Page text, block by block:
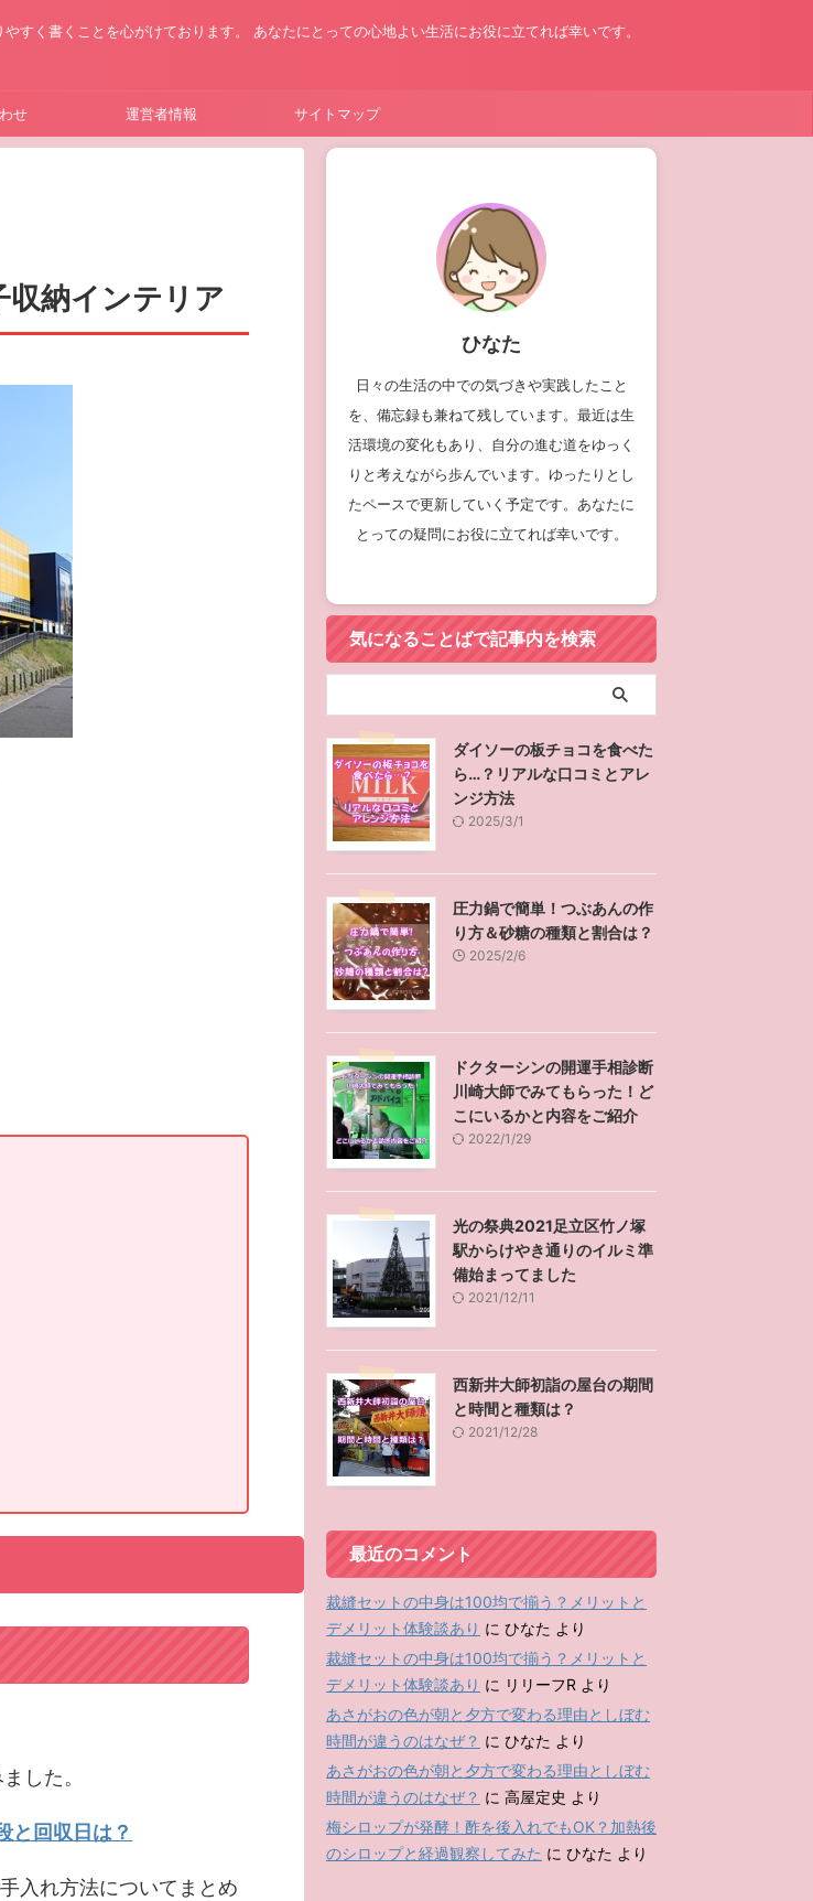
すく書くことを心がけております。 あなたにとっての心地よい生活にお役に立てれば幸いです。
せ 運営者情報 サイトマップ
納インテリア
した。
と回収日は？
入れ方法についてまとめ
ひなた
日々の生活の中での気づきや実践したこと
を、備忘録も兼ねて残しています。最近は生
活環境の変化もあり、自分の進む道をゆっく
りと考えながら歩んでいます。ゆったりとし
たペースで更新していく予定です。あなたに
とっての疑問にお役に立てれば幸いです。
気になることばで記事内を検索
ダイソーの板チョコを食べた
ら…？リアルな口コミとアレ
ンジ方法
2025/3/1
圧力鍋で簡単！つぶあんの作
り方＆砂糖の種類と割合は？
2025/2/6
ドクターシンの開運手相診断
川崎大師でみてもらった！ど
こにいるかと内容をご紹介
2022/1/29
光の祭典2021足立区竹ノ塚
駅からけやき通りのイルミ準
備始まってました
2021/12/11
西新井大師初詣の屋台の期間
と時間と種類は？
2021/12/28
最近のコメント
裁縫セットの中身は100均で揃う？メリットと
デメリット体験談あり に ひなた より
裁縫セットの中身は100均で揃う？メリットと
デメリット体験談あり に リリーフR より
あさがおの色が朝と夕方で変わる理由としぼむ
時間が違うのはなぜ？ に ひなた より
あさがおの色が朝と夕方で変わる理由としぼむ
時間が違うのはなぜ？ に 高屋定史 より
梅シロップが発酵！酢を後入れでもOK？加熱後
のシロップと経過観察してみた に ひなた より